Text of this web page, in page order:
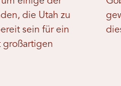
die Utah zu
sein für ein
großartigen